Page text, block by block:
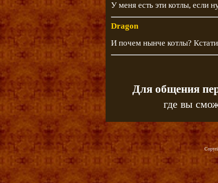
У меня есть эти котлы,
Dragon
И почем нынче котлы?
Для общения
где вы